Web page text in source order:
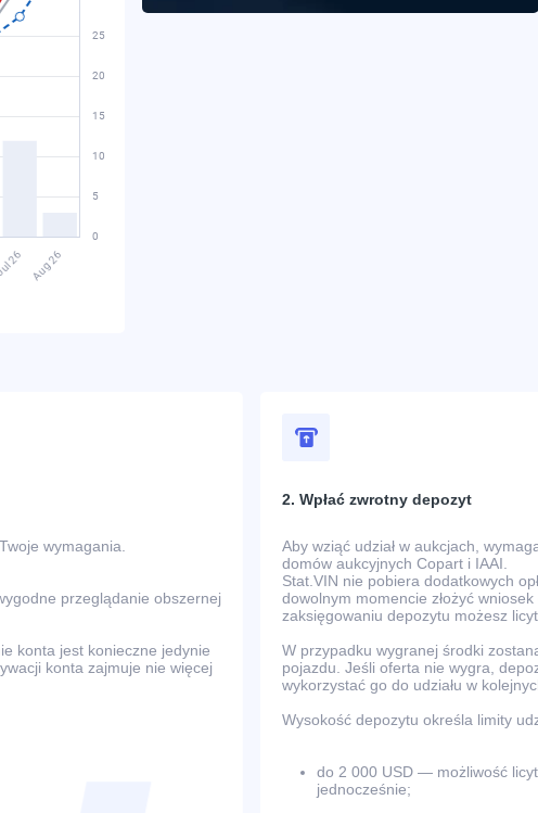
wymagania.
przeglądanie obszernej
konta jest konieczne jedynie
konta zajmuje nie więcej
2. Wpłać zwrotny depozyt
Aby wziąć udział w aukcjach,
domów aukcyjnych Copart i IAAI.
Stat.VIN nie pobiera dodatkowych
dowolnym momencie złożyć
zaksięgowaniu depozytu możesz
W przypadku wygranej środki
pojazdu. Jeśli oferta nie wygra,
wykorzystać go do udziału w
Wysokość depozytu określa limity
do 2 000 USD — możliwość
jednocześnie;